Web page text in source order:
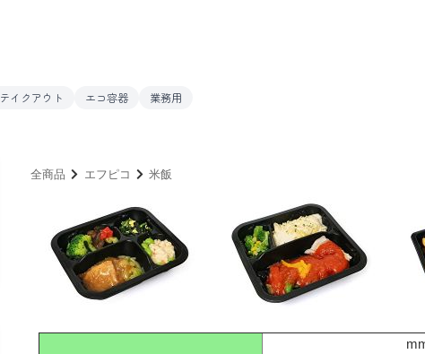
テイクアウト エコ容器 業務用
全商品 エフピコ 米飯